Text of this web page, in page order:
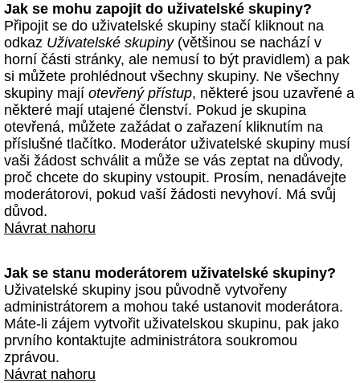
Jak se mohu zapojit do uživatelské skupiny?
Připojit se do uživatelské skupiny stačí kliknout na
odkaz Uživatelské skupiny(většinou se nachází v
horní části stránky, ale nemusí to být pravidlem) a pak
si můžete prohlédnout všechny skupiny. Ne všechny
skupiny mají otevřený přístup, některé jsou uzavřené a
některé mají utajené členství. Pokud je skupina
otevřená, můžete zažádat o zařazení kliknutím na
příslušné tlačítko. Moderátor uživatelské skupiny musí
vaši žádost schválit a může se vás zeptat na důvody,
proč chcete do skupiny vstoupit. Prosím, nenadávejte
moderátorovi, pokud vaší žádosti nevyhoví. Má svůj
důvod.
Návrat nahoru
Jak se stanu moderátorem uživatelské skupiny?
Uživatelské skupiny jsou původně vytvořeny
administrátorem a mohou také ustanovit moderátora.
Máte-li zájem vytvořit uživatelskou skupinu, pak jako
prvního kontaktujte administrátora soukromou
zprávou.
Návrat nahoru